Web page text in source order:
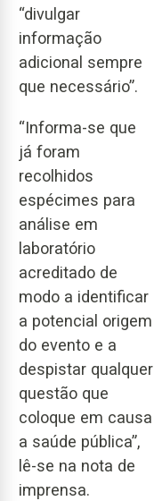
“divulgar
informação
adicional sempre
que necessário”.
“Informa-se que
já foram
recolhidos
espécimes para
análise em
laboratório
acreditado de
modo a identificar
a potencial origem
do evento e a
despistar qualquer
questão que
coloque em causa
a saúde pública”,
lê-se na nota de
imprensa.